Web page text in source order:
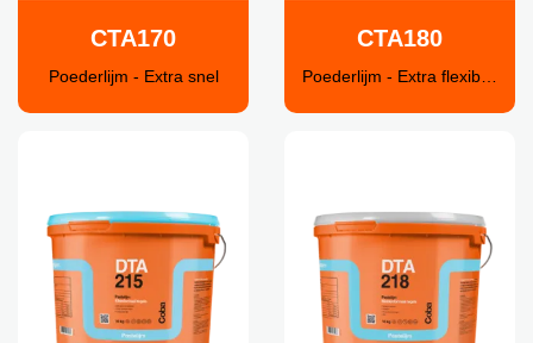
CTA170
Poederlijm - Extra snel
CTA180